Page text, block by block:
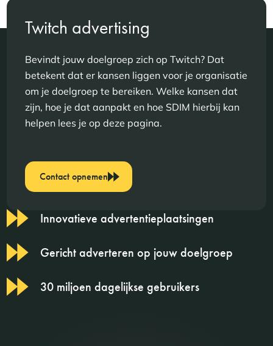
Twitch advertising
Bevindt jouw doelgroep zich op Twitch? Dat
betekent dat er kansen liggen voor je organisatie
om je doelgroep te bereiken. Welke kansen dat
zijn, hoe je dat aanpakt en hoe SDIM hierbij kan
helpen lees je op deze pagina.
Contact opnemen
Innovatieve advertentieplaatsingen
Gericht adverteren op jouw doelgroep
30 miljoen dagelijkse gebruikers